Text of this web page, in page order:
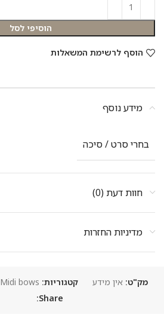
הוסיפי לסל
הוסף לרשימת המשאלות
מידע נוסף
בחרי סרט / סיכה
חוות דעת (0)
מדיניות החזרות
מק"ט: אין מידע קטגוריות: Midi bows
Share: